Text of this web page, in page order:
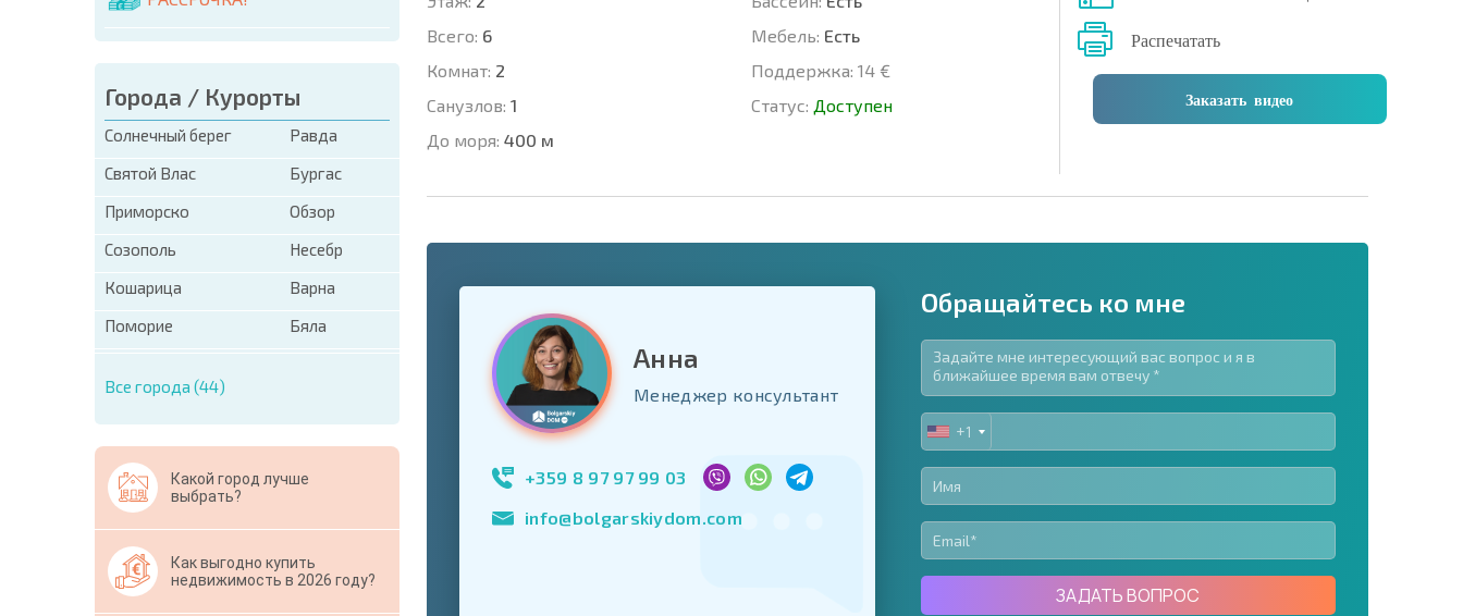
Города / Курорты
Солнечный берег
Равда
Святой Влас
Бургас
Приморско
Обзор
Созополь
Несебр
Кошарица
Варна
Поморие
Бяла
Все города (44)
Какой город лучше
выбрать?
Как выгодно купить
недвижимость в 2026 году?
Всего: 6
Комнат: 2
Санузлов: 1
До моря: 400 м
Мебель: Есть
Поддержка: 14 €
Статус: Доступен
Распечатать
Заказать видео
United
+1
* Поля обязательные для заполнения
Свернуть форму
Подписаться на рассылку | Нажимая кнопку, вы разрешаете
использование своих данных.
Отправить сообщение
Анна
Менеджер консультант
+359 8 97 97 99 03
info@bolgarskiydom.com
Обращайтесь ко мне
UNITED
STATES
+1
+1
ЗАДАТЬ ВОПРОС